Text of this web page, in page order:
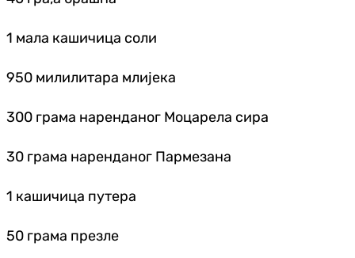
1 мала кашичица соли
950 милилитара млијека
300 грама наренданог Моцарела сира
30 грама наренданог Пармезана
1 кашичица путера
50 грама презле